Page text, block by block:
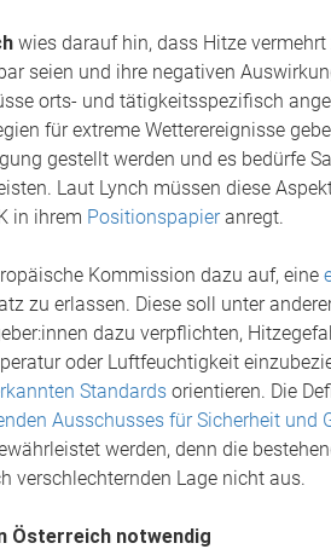
wies darauf hin, dass Hitze
seien und ihre negativen
orts- und tätigkeitsspezifisch
für extreme Wetterereignisse
gestellt werden und es bedürfe
Laut Lynch müssen diese
in ihrem Positionspapieranregt.
Kommission dazu auf, eine
zu erlassen. Diese soll unter
dazu verpflichten,
oder Luftfeuchtigkeit
Standards orientieren. Die
Ausschusses für Sicherheit und
werden, denn die
verschlechternden Lage nicht aus.
Österreich notwendig